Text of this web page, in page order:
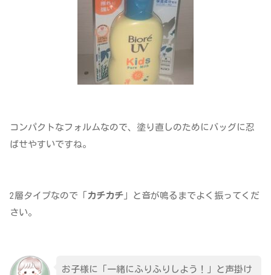
コンパクトなフォルムなので、塗り直しのためにバッグに忍
ばせやすいですね。
2層タイプなので「 カチカチ 」と音が鳴るまでよく振ってくだ
さい。
お子様に「一緒にふりふりしよう！」と声掛け